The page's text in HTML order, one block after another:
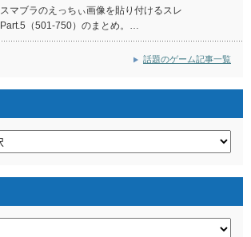
スマブラのえっちぃ画像を貼り付けるスレ
Part.5（501-750）のまとめ。…
話題のゲーム記事一覧